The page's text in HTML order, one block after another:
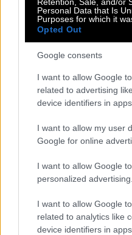
Personal Data that Is
Purposes for which it
Opted Out
Google consents
I want to allow Google
related to advertising
device identifiers in apps.
I want to allow my user
Google for online
I want to allow Google
personalized advertising.
I want to allow Google
related to analytics like
device identifiers in apps.
Τρόποι Πληρωμής
Τρόποι Αποστολής
Περιγραφή
Προσθέστε μια μοντέρνα και
αυτό το αμάνικο μπουφάν σε
του προσφέρει ζεστασιά και
Το μπουφάν διαθέτει ψηλό
μπροστινό μέρος. Η καπιτονέ
μπορεί να φορεθεί πάνω από
Συνδυάστε το με τζιν ή σορτς,
100% Polyester